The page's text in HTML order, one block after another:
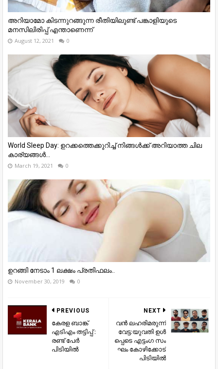
അറിയാമോ കിടന്നുറങ്ങുന്ന രീതിയിലുണ്ട്‌ പങ്കാളിയുടെ
മനസിലിരിപ്പ്‌ എന്താണെന്ന്‌
August 12, 2021 0
World Sleep Day: ഉറക്കത്തെക്കുറിച്ച് നിങ്ങൾക്ക് അറിയാത്ത ചില
കാര്യങ്ങൾ...
March 19, 2021 0
ഉറങ്ങി നേടാം 1 ലക്ഷം പ്രതിഫലം..
November 30, 2019 0
NEXT
വൻ ലഹരിമരുന്ന്
വേട്ട:യു​വ​തി ഉ​ൾ​
പ്പെടെ എ​ട്ടം​ഗ സം​
ഘം കോഴിക്കോട്
പി​ടി​യി​ൽ
PREVIOUS
കേരള ബാങ്ക്
എടിഎം തട്ടിപ്പ് :
രണ്ട് പേർ
പിടിയിൽ